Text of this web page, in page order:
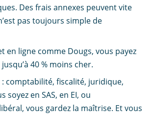
Des frais annexes peuvent vite
pas toujours simple de
en ligne comme Dougs, vous payez
40 % moins cher.
comptabilité, fiscalité, juridique,
soyez en SAS, en EI, ou
vous gardez la maîtrise. Et vous